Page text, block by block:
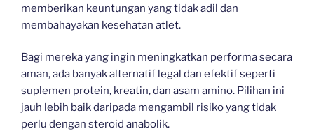
memberikan keuntungan yang tidak adil dan
membahayakan kesehatan atlet.
Bagi mereka yang ingin meningkatkan performa secara
aman, ada banyak alternatif legal dan efektif seperti
suplemen protein, kreatin, dan asam amino. Pilihan ini
jauh lebih baik daripada mengambil risiko yang tidak
perlu dengan steroid anabolik.